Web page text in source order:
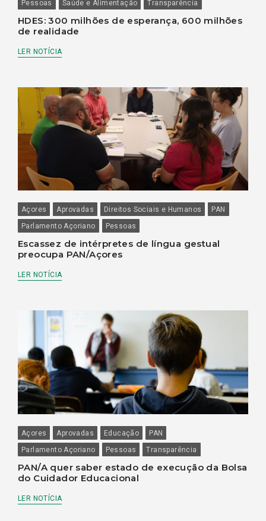
Pessoas Saúde e Alimentação Transparência
HDES: 300 milhões de esperança, 600 milhões
de realidade
LER NOTÍCIA
Açores Aprovadas Direitos Sociais e Humanos
PAN
Parlamento Açoriano
Pessoas
Escassez de intérpretes de língua gestual
preocupa PAN/Açores
LER NOTÍCIA
Açores Aprovadas Educação
PAN
Parlamento Açoriano
Pessoas Transparência
PAN/A quer saber estado de execução da Bolsa
do Cuidador Educacional
LER NOTÍCIA